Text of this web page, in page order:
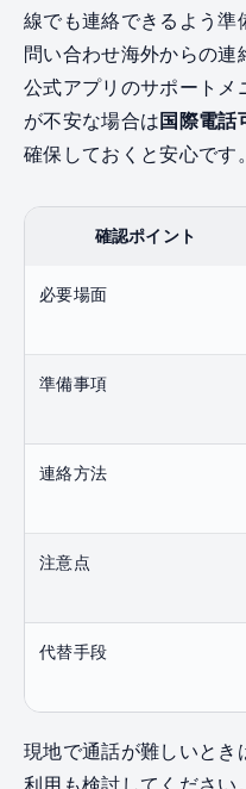
線でも連絡できるよう準
問い合わせ海外からの
公式アプリのサポートメ
が不安な場合は 国際電話
確保しておくと安心です。
確認ポイント
必要場面
準備事項
連絡方法
注意点
代替手段
現地で通話が難しいとき
利用も検討してください。